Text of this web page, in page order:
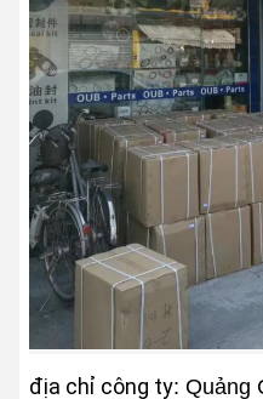
địa chỉ công ty: Quảng